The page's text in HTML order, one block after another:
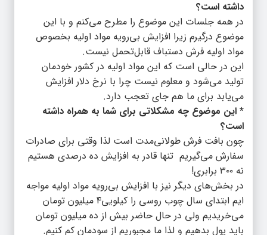
داشته است؟
در همه جلسات این موضوع را مطرح می‌کنم و با این
موضوع درگیرم زیرا افزایش بی‌رویه مواد اولیه بخصوص
مواد اولیه فرش دستباف قابل‌تحمل نیست.
این در حالی است که این مواد اولیه در کشور خودمان
تولید می‌شود و معلوم نیست چرا با نرخ دلار افزایش
می‌یابد برای ما هم جای تعجب دارد.
* این موضوع چه مشکلاتی برای شما به همراه داشته
است؟
چون بافت فرش طولانی‌مدت است لذا وقتی برای صادرات
سفارش می‌گیریم‌ تنها قادر به افزایش ده درصدی هستیم
نه ۳۰۰ برابری!
در بخش‌های دیگر نیز با افزایش بی‌رویه مواد اولیه مواجه
ایم ابتدای سال چوب روسی را کیلویی۴ میلیون تومان
می‌خریدیم ولی در حال حاضر بیش از ده میلیون تومان
باید پول بدهیم و لذا ما مجبوریم از سودمان کم کنیم.